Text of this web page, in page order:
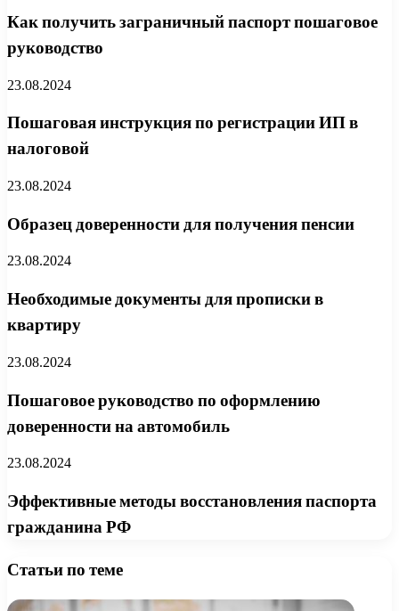
Как получить заграничный паспорт пошаговое
руководство
23.08.2024
Пошаговая инструкция по регистрации ИП в
налоговой
23.08.2024
Образец доверенности для получения пенсии
23.08.2024
Необходимые документы для прописки в
квартиру
23.08.2024
Пошаговое руководство по оформлению
доверенности на автомобиль
23.08.2024
Эффективные методы восстановления паспорта
гражданина РФ
Статьи по теме